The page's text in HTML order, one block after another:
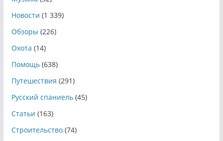
Новости (1 339)
Обзоры (226)
Охота (14)
Помощь(638)
Путешествия (291)
Русский спаниель(45)
Статьи (163)
Строительство(74)